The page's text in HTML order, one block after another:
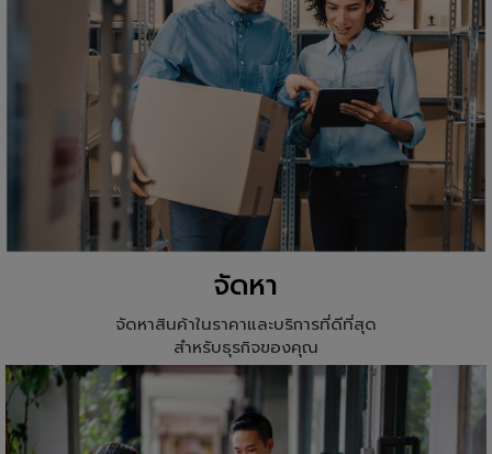
จัดหา
จัดหาสินค้าในราคาและบริการที่ดีที่สุด
สำหรับธุรกิจของคุณ